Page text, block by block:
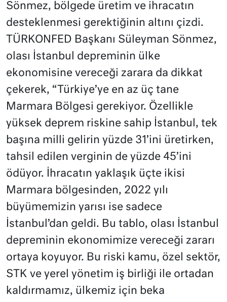
Sönmez, bölgede üretim ve ihracatın
desteklenmesi gerektiğinin altını çizdi.
TÜRKONFED Başkanı Süleyman Sönmez,
olası İstanbul depreminin ülke
ekonomisine vereceği zarara da dikkat
çekerek, “Türkiye’ye en az üç tane
Marmara Bölgesi gerekiyor. Özellikle
yüksek deprem riskine sahip İstanbul, tek
başına milli gelirin yüzde 31’ini üretirken,
tahsil edilen verginin de yüzde 45’ini
ödüyor. İhracatın yaklaşık üçte ikisi
Marmara bölgesinden, 2022 yılı
büyümemizin yarısı ise sadece
İstanbul’dan geldi. Bu tablo, olası İstanbul
depreminin ekonomimize vereceği zararı
ortaya koyuyor. Bu riski kamu, özel sektör,
STK ve yerel yönetim iş birliği ile ortadan
kaldırmamız, ülkemiz için beka